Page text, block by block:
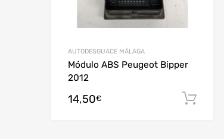
AUTODESGUACE MÁLAGA
Módulo ABS Peugeot Bipper
2012
14,50€